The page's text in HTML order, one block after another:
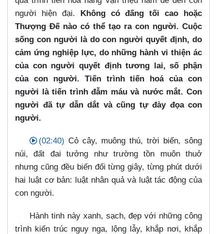
người hiện đại. Không có đấng tối cao hoặc
Thượng Đế nào có thể tạo ra con người. Cuộc
sống con người là do con người quyết định, do
cảm ứng nghiệp lực, do những hành vi thiện ác
của con người quyết định tương lai, số phận
của con người. Tiến trình tiến hoá của con
người là tiến trình đẫm máu và nước mắt. Con
người đã tự dẫn dắt và cũng tự đày đọa con
người.
(02:40) Cỏ cây, muông thú, trời biển, sông
núi, đất đai tưởng như trường tồn muôn thuở
nhưng cũng đều biến đổi từng giây, từng phút dưới
hai luật cơ bản: luật nhân quả và luật tác động của
con người.
Hành tinh này xanh, sạch, đẹp với những công
trình kiến trúc nguy nga, lộng lẫy, khắp nơi, khắp